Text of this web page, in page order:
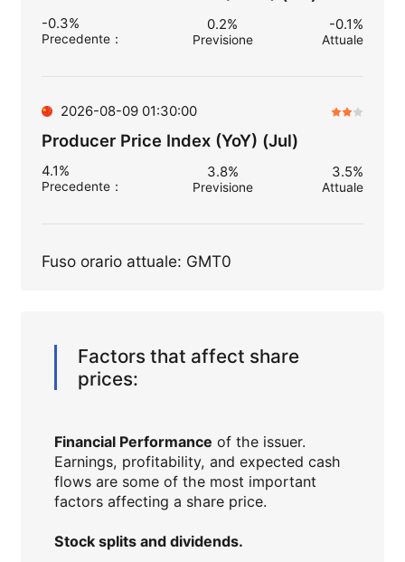
-0.3%
Precedente：
0.2%
Previsione
-0.1%
Attuale
2026-08-09 01:30:00
Producer Price Index (YoY) (Jul)
4.1%
Precedente：
3.8%
Previsione
3.5%
Attuale
Fuso orario attuale: GMT0
Factors that affect share
prices:
Financial Performance of the issuer.
Earnings, profitability, and expected cash
flows are some of the most important
factors affecting a share price.
Stock splits and dividends.